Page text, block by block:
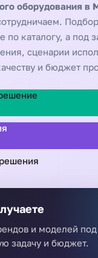
оборудования в
по каталогу, а под
сценарии
и бюджет
и моделей под
задачу и бюджет.